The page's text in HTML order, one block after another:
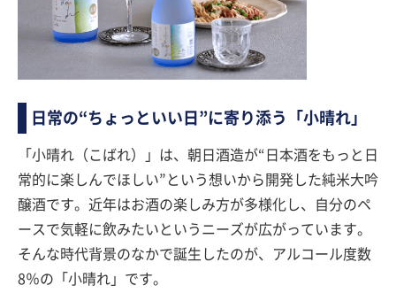
日常の“ちょっといい日”に寄り添う「小晴れ」
「小晴れ（こばれ）」は、朝日酒造が“日本酒をもっと日
常的に楽しんでほしい”という想いから開発した純米大吟
醸酒です。近年はお酒の楽しみ方が多様化し、自分のペ
ースで気軽に飲みたいというニーズが広がっています。
そんな時代背景のなかで誕生したのが、アルコール度数
8％の「小晴れ」です。